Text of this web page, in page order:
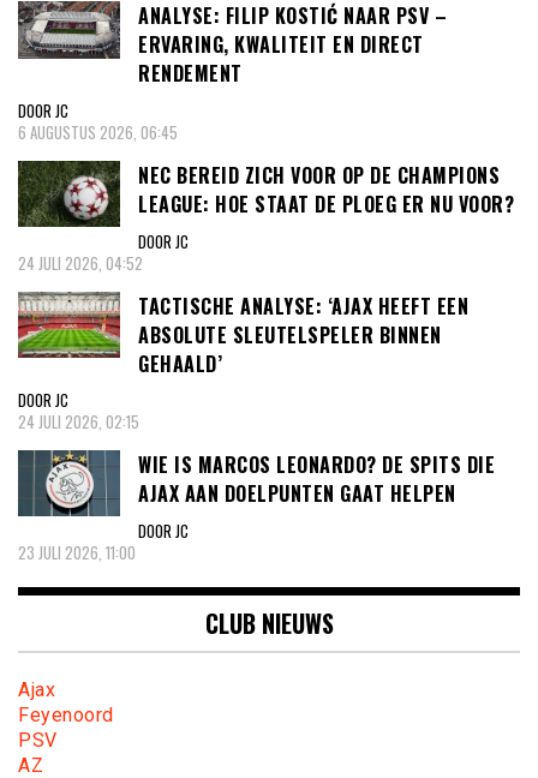
ANALYSE: FILIP KOSTIĆ NAAR PSV –
ERVARING, KWALITEIT EN DIRECT
RENDEMENT
DOOR JC
6 AUGUSTUS 2026, 06:45
NEC BEREID ZICH VOOR OP DE CHAMPIONS
LEAGUE: HOE STAAT DE PLOEG ER NU VOOR?
DOOR JC
24 JULI 2026, 04:52
TACTISCHE ANALYSE: ‘AJAX HEEFT EEN
ABSOLUTE SLEUTELSPELER BINNEN
GEHAALD’
DOOR JC
24 JULI 2026, 02:15
WIE IS MARCOS LEONARDO? DE SPITS DIE
AJAX AAN DOELPUNTEN GAAT HELPEN
DOOR JC
23 JULI 2026, 11:00
CLUB NIEUWS
Ajax
Feyenoord
PSV
AZ